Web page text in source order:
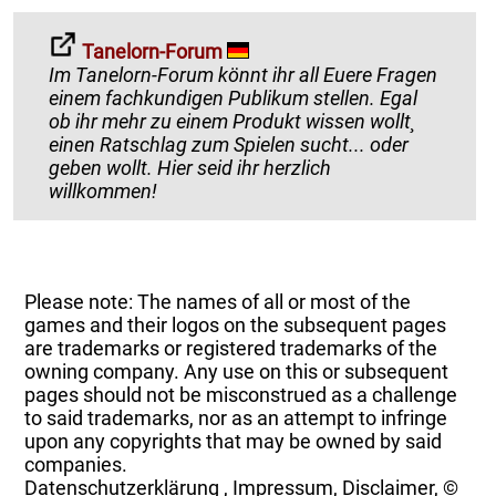
Tanelorn-Forum
Im Tanelorn-Forum könnt ihr all Euere Fragen
einem fachkundigen Publikum stellen. Egal
ob ihr mehr zu einem Produkt wissen wollt¸
einen Ratschlag zum Spielen sucht... oder
geben wollt. Hier seid ihr herzlich
willkommen!
Please note: The names of all or most of the
games and their logos on the subsequent pages
are trademarks or registered trademarks of the
owning company. Any use on this or subsequent
pages should not be misconstrued as a challenge
to said trademarks, nor as an attempt to infringe
upon any copyrights that may be owned by said
companies.
Datenschutzerklärung , Impressum, Disclaimer, ©